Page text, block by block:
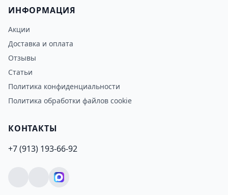
ИНФОРМАЦИЯ
Акции
Доставка и оплата
Отзывы
Статьи
Политика конфиденциальности
Политика обработки файлов cookie
КОНТАКТЫ
+7 (913) 193-66-92